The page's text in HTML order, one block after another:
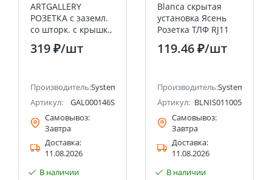
(ранее Schneider Electric)
ARTGALLERY
РОЗЕТКА с заземл.
со шторк. с крышк.,
16А, IP20, механизм,
быстрозажим.
319 ₽/шт
Производитель:Systeme Electric (ранее Schneider Electric)
Артикул:
GAL000146S
Самовывоз:
Завтра
Доставка:
11.08.2026
В наличии
Blanca скрытая
установка Ясень
Розетка ТЛФ RJ11
Systeme Electric
(Schneider Electric)
119.46 ₽/шт
Производитель:Systeme
Артикул: BLNIS011005
Самовывоз:
Завтра
Доставка:
11.08.2026
В наличии